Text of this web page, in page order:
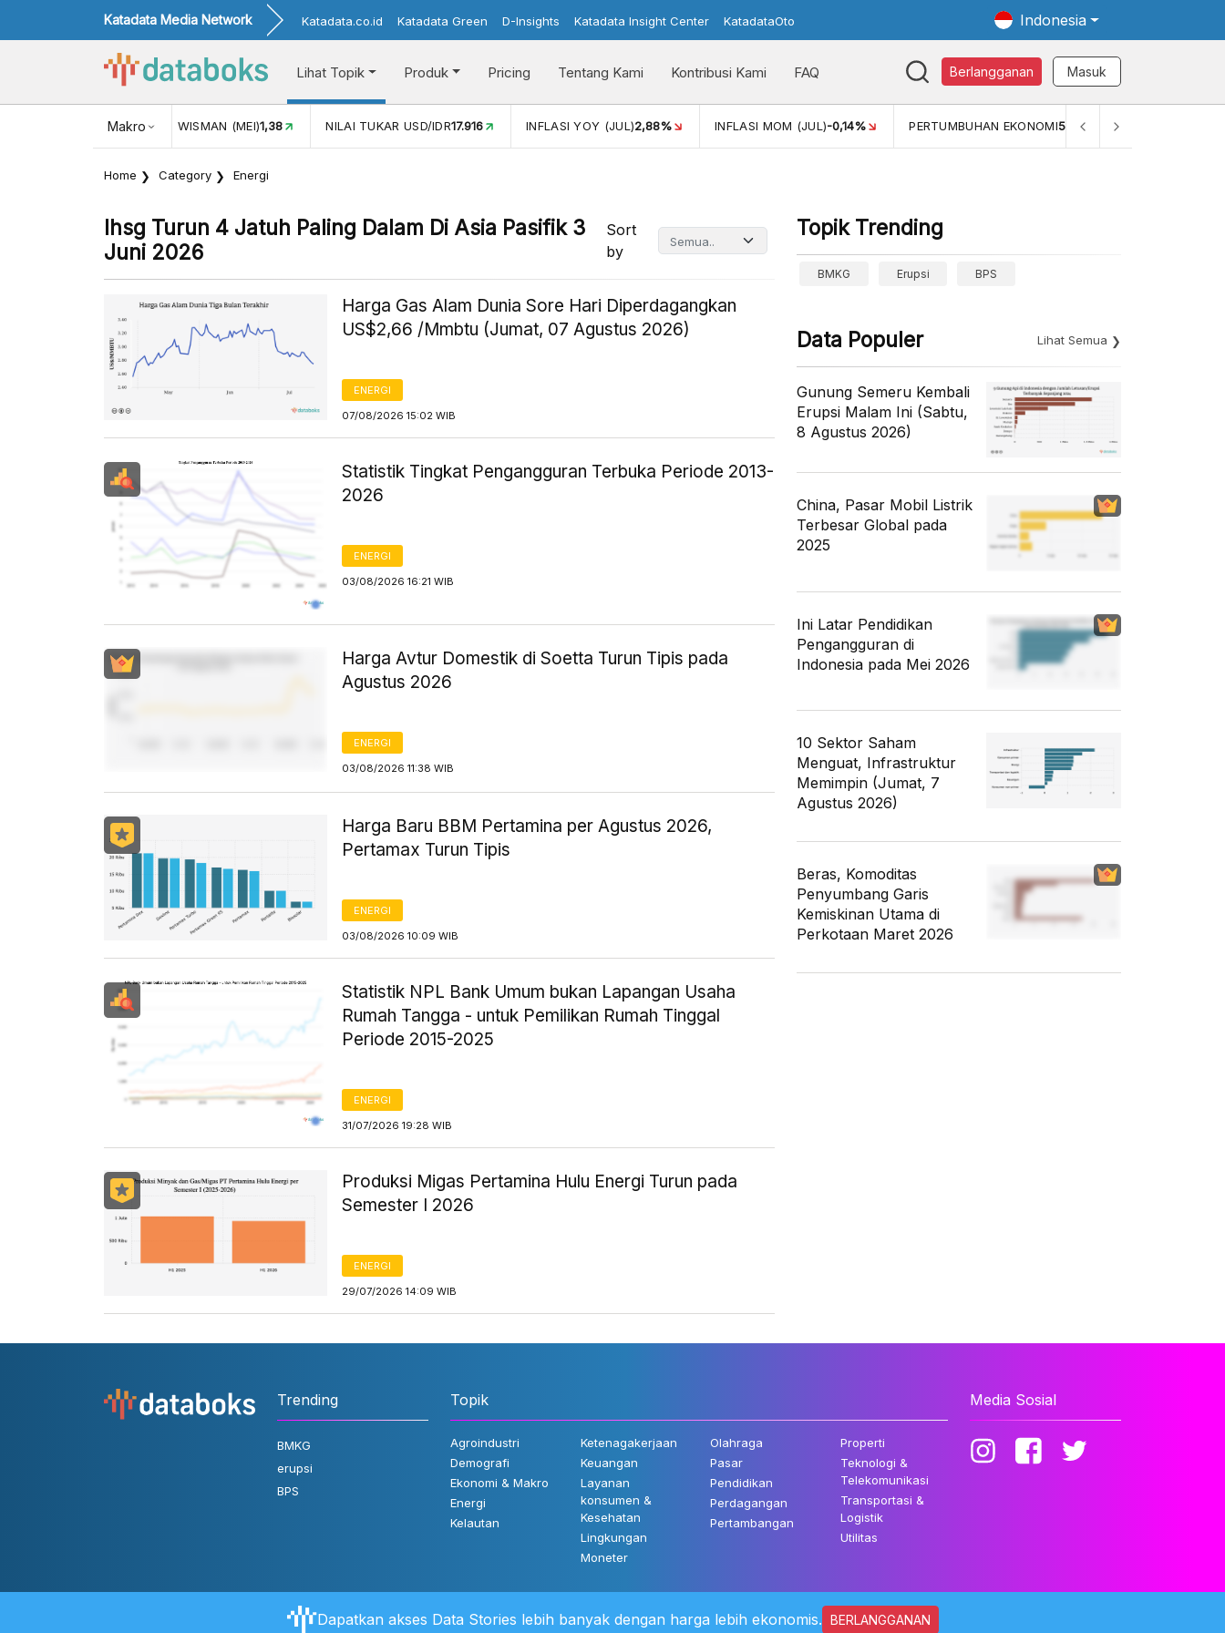
Katadata Media Network Katadata.co.id Katadata Green D-Insights Katadata Insight Center KatadataOto Indonesia
Lihat Topik Produk Pricing Tentang Kami Kontribusi Kami FAQ Berlangganan Masuk
Makro
KUNJUNGAN WISMAN (MEI)1,38 NILAI TUKAR USD/IDR17.916 INFLASI YOY (JUL)2,88% INFLASI MOM (JUL)-0,14% PERTUMBUHAN EKONOMI5,11%
Home Category Energi
Ihsg Turun 4 Jatuh Paling Dalam Di Asia Pasifik 3
Juni 2026
Sort
by
Harga Gas Alam Dunia Sore Hari Diperdagangkan
US$2,66 /Mmbtu (Jumat, 07 Agustus 2026)
ENERGI
07/08/2026 15:02 WIB
Statistik Tingkat Pengangguran Terbuka Periode 2013-
2026
ENERGI
03/08/2026 16:21 WIB
Harga Avtur Domestik di Soetta Turun Tipis pada
Agustus 2026
ENERGI
03/08/2026 11:38 WIB
Harga Baru BBM Pertamina per Agustus 2026,
Pertamax Turun Tipis
ENERGI
03/08/2026 10:09 WIB
Statistik NPL Bank Umum bukan Lapangan Usaha
Rumah Tangga - untuk Pemilikan Rumah Tinggal
Periode 2015-2025
ENERGI
31/07/2026 19:28 WIB
Produksi Migas Pertamina Hulu Energi Turun pada
Semester I 2026
ENERGI
29/07/2026 14:09 WIB
Topik Trending
BMKG Erupsi BPS
Data Populer Lihat Semua
Gunung Semeru Kembali
Erupsi Malam Ini (Sabtu,
8 Agustus 2026)
China, Pasar Mobil Listrik
Terbesar Global pada
2025
Ini Latar Pendidikan
Pengangguran di
Indonesia pada Mei 2026
10 Sektor Saham
Menguat, Infrastruktur
Memimpin (Jumat, 7
Agustus 2026)
Beras, Komoditas
Penyumbang Garis
Kemiskinan Utama di
Perkotaan Maret 2026
Trending
BMKG
erupsi
BPS
Topik
Agroindustri
Demografi
Ekonomi & Makro
Energi
Kelautan
Ketenagakerjaan
Keuangan
Layanan
konsumen &
Kesehatan
Lingkungan
Moneter
Olahraga
Pasar
Pendidikan
Perdagangan
Pertambangan
Properti
Teknologi &
Telekomunikasi
Transportasi &
Logistik
Utilitas
Media Sosial
Aturan Pengguna FAQ Hubungi Kami ©2022 Katadata. Hak cipta dilindungi Undang-undang.
Dapatkan akses Data Stories lebih banyak dengan harga lebih ekonomis. BERLANGGANAN